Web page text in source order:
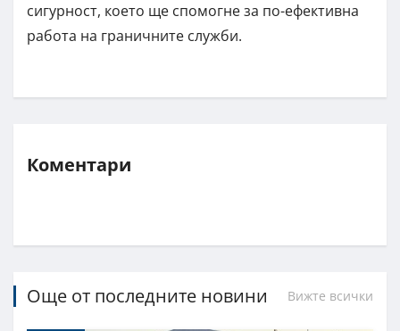
сигурност, което ще спомогне за по-ефективна
работа на граничните служби.
Коментари
Още от последните новини Вижте всички